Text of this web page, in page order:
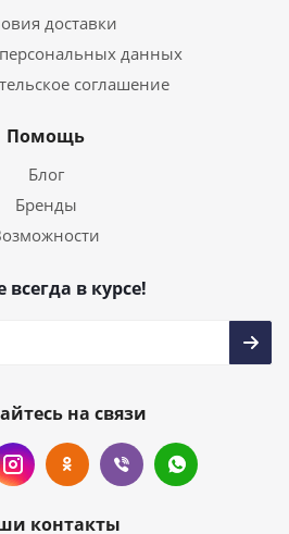
доставки
данных
соглашение
Помощь
Блог
Бренды
всегда в курсе!
на связи
контакты